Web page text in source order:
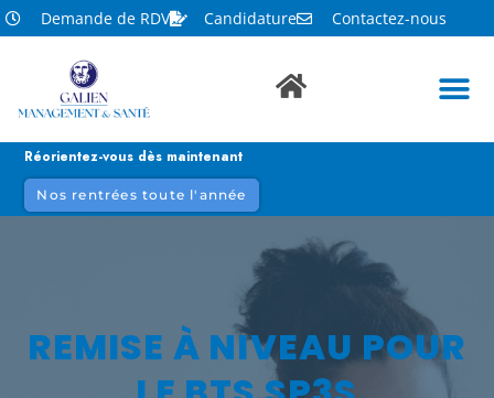
Demande de RDV Candidature Contactez-nous
Réorientez-vous dès maintenant
Nos rentrées toute l'année
REMISE À NIVEAU POUR